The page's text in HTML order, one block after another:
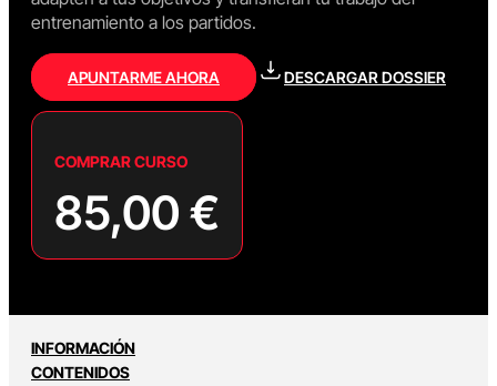
entrenamiento a los partidos.
APUNTARME AHORA DESCARGAR DOSSIER
COMPRAR CURSO
85,00€
INFORMACIÓN
CONTENIDOS